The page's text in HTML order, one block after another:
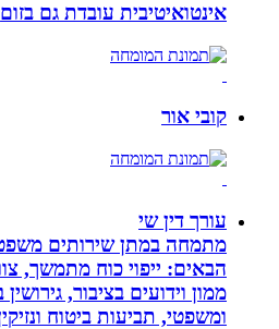
אינטואיטיבית עובדת גם בזום
קובי אור
עורך דין שי
מתמחה במתן שירותים
הבאים: ייפוי כוח מתמשך,
ממון וידועים בציבור,
ומשפטי, תביעות ביטוח ונזיקין,